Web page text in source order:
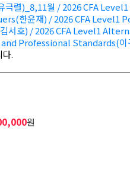
렬)_8,11월 / 2026 CFA
한윤재) / 2026 CFA
서호) / 2026 CFA Level1
Professional Standards(이
.
원